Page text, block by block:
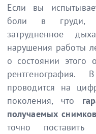
Если вы
боли в груди,
затрудненное
нарушения работы
о состоянии этого
рентгенография.
проводится на
поколения, что
получаемых снимков
точно